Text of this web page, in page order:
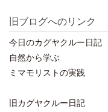
旧ブログへのリンク
今日のカグヤクルー日記
自然から学ぶ
ミマモリストの実践
旧カグヤクルー日記